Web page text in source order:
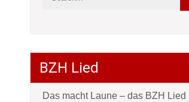
BZH Lied
Das macht Laune – das BZH Lied